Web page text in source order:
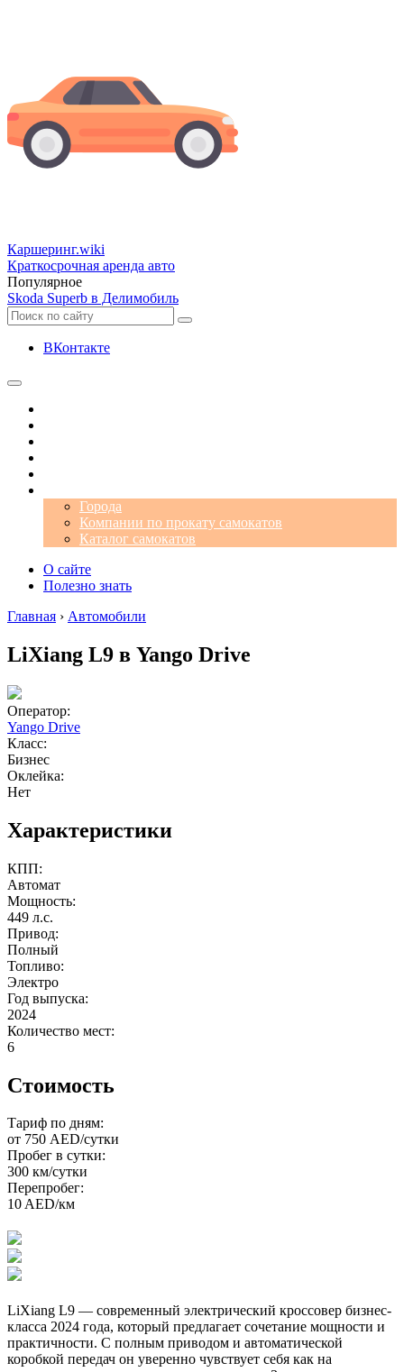
Каршеринг.wiki
Краткосрочная аренда авто
Популярное
Skoda Superb в Делимобиль
ВКонтакте
Города
Компании по прокату самокатов
Каталог самокатов
О сайте
Полезно знать
Главная › Автомобили
LiXiang L9 в Yango Drive
Оператор:
Yango Drive
Класс:
Бизнес
Оклейка:
Нет
Характеристики
КПП:
Автомат
Мощность:
449 л.с.
Привод:
Полный
Топливо:
Электро
Год выпуска:
2024
Количество мест:
6
Стоимость
Тариф по дням:
от 750 AED/сутки
Пробег в сутки:
300 км/сутки
Перепробег:
10 AED/км
LiXiang L9 — современный электрический кроссовер бизнес-
класса 2024 года, который предлагает сочетание мощности и
практичности. С полным приводом и автоматической
коробкой передач он уверенно чувствует себя как на